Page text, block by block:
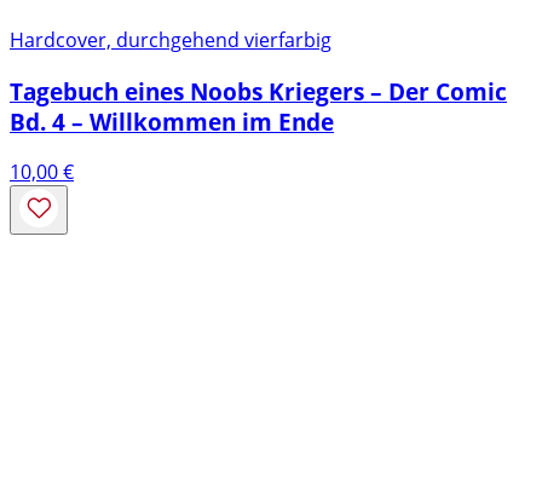
Hardcover, durchgehend vierfarbig
Tagebuch eines Noobs Kriegers – Der Comic
Bd. 4 – Willkommen im Ende
10,00€